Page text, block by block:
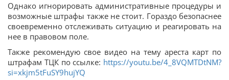
Однако игнорировать административные процедуры и
возможные штрафы также не стоит. Гораздо безопаснее
своевременно отслеживать ситуацию и реагировать на
нее в правовом поле.
Также рекомендую свое видео на тему ареста карт по
штрафам ТЦК по ссылке: https://youtu.be/4_8VQMTDtNM?
si=xkjm5tFuSY9hujYQ